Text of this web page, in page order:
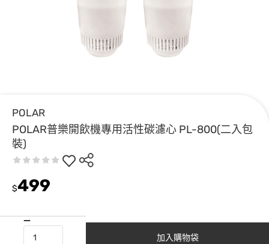
POLAR
POLAR普樂開飲機專用活性碳濾心 PL-800(二入包
裝)
$499
加入購物袋